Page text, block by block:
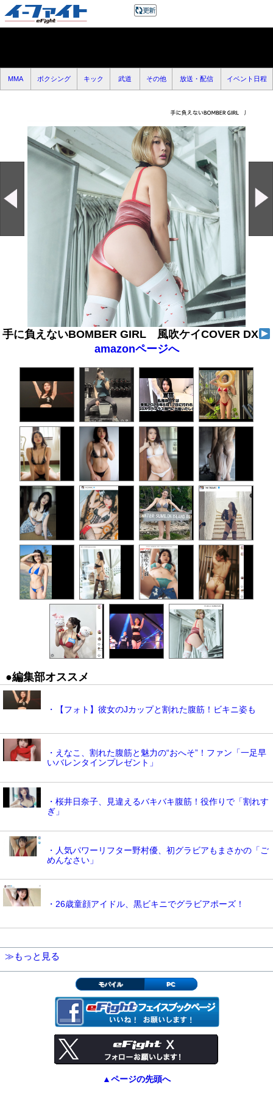
MMA ボクシング キック 武道 その他 放送・配信 イベント日程
手に負えないBOMBER GIRL 風吹ケイCOVER DX
amazonページへ
●編集部オススメ
・【フォト】彼女のJカップと割れた腹筋！ビキニ姿も
・えなこ、割れた腹筋と魅力の“おへそ”！ファン「一足早
いバレンタインプレゼント」
・桜井日奈子、見違えるバキバキ腹筋！役作りで「割れす
ぎ」
・人気パワーリフター野村優、初グラビアもまさかの「ご
めんなさい」
・26歳童顔アイドル、黒ビキニでグラビアポーズ！
≫もっと見る
モバイル PC
▲ページの先頭へ